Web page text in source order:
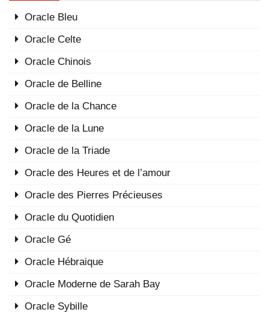
Oracle Bleu
Oracle Celte
Oracle Chinois
Oracle de Belline
Oracle de la Chance
Oracle de la Lune
Oracle de la Triade
Oracle des Heures et de l’amour
Oracle des Pierres Précieuses
Oracle du Quotidien
Oracle Gé
Oracle Hébraique
Oracle Moderne de Sarah Bay
Oracle Sybille